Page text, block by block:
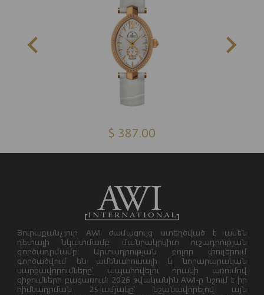
$ 387.00
Յուրաքանչյուր AWI ժամացույց ստեղծված է ամեն
դետալի նկատմամբ մանրակրկիտ ուշադրության
գործադրմամբ: Արտադրության բոլոր փուլերում
գործածվում են ամենահուսալի և նորարարական
սարքավորումները՝ ապահովելու որակի առումով
զիջումների բացառում: 2026 թվականին AWI-ը նշում է իր
հիմնադրման 25-ամյակը՝ նշանավորելով այն